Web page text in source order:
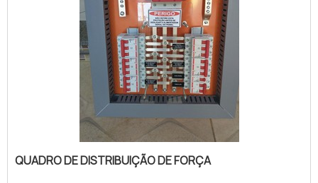
QUADRO DE DISTRIBUIÇÃO DE FORÇA